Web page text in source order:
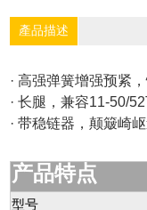
產品描述
· 高强弹簧增强预紧
· 长腿，兼容11-50/
· 带稳链器，颠簸崎
产品特点
型号